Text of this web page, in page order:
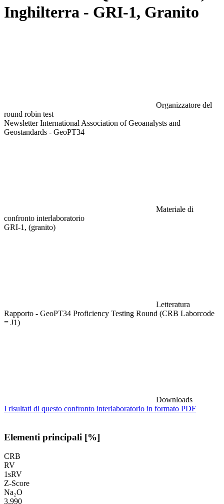
Inghilterra - GRI-1, Granito
Organizzatore del
round robin test
Newsletter International Association of Geoanalysts and
Geostandards - GeoPT34
Materiale di
confronto interlaboratorio
GRI-1, (granito)
Letteratura
Rapporto - GeoPT34 Proficiency Testing Round (CRB Laborcode
= J1)
Downloads
I risultati di questo confronto interlaboratorio in formato PDF
Elementi principali [%]
CRB
RV
1sRV
Z-Score
Na₂O
3,990